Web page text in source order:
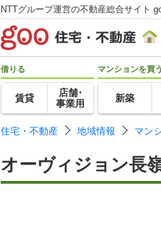
NTTグループ運営の不動産総合サイト
借りる
賃貸
店舗･
事業用
マンションを買う
新築
住宅・不動産 地域情報 マン
オーヴィジョン長